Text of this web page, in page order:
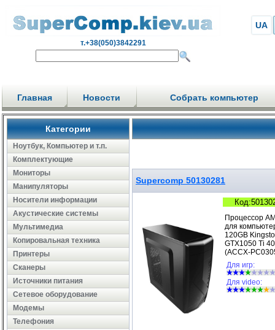
т.+38(050)3842291
UA
Главная Новости Собрать компьютер
Категории
Ноутбук, Компьютер и т.п.
Комплектующие
Мониторы
Манипуляторы
Носители информации
Акустические системы
Мультимедиа
Копировальная техника
Принтеры
Сканеры
Источники питания
Сетевое оборудование
Модемы
Телефония
Supercomp 50130281
Процессор
для
120GB
GTX1050 Ti
(ACCX-
Для игр:
Для video: